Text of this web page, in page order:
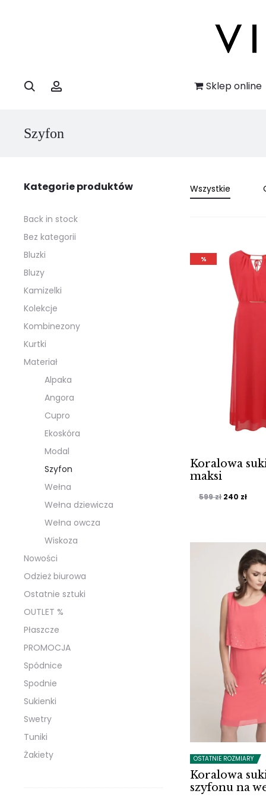
Szukaj Sklep online
Szyfon
Wszystkie
%
Koralowa
maksi
599zł Pierwotna
599 zł.
240 zł
240
OSTATNIE ROZMIARY
Koralowa
szyfonu na
Kategorie produktów
Back in stock
Bez kategorii
Bluzki
Bluzy
Kamizelki
Kolekcje
Kombinezony
Kurtki
Materiał
Alpaka
Angora
Cupro
Ekoskóra
Modal
Szyfon
Wełna
Wełna dziewicza
Wełna owcza
Wiskoza
Nowości
Odzież biurowa
Ostatnie sztuki
OUTLET %
Płaszcze
PROMOCJA
Spódnice
Spodnie
Sukienki
Swetry
Tuniki
Żakiety